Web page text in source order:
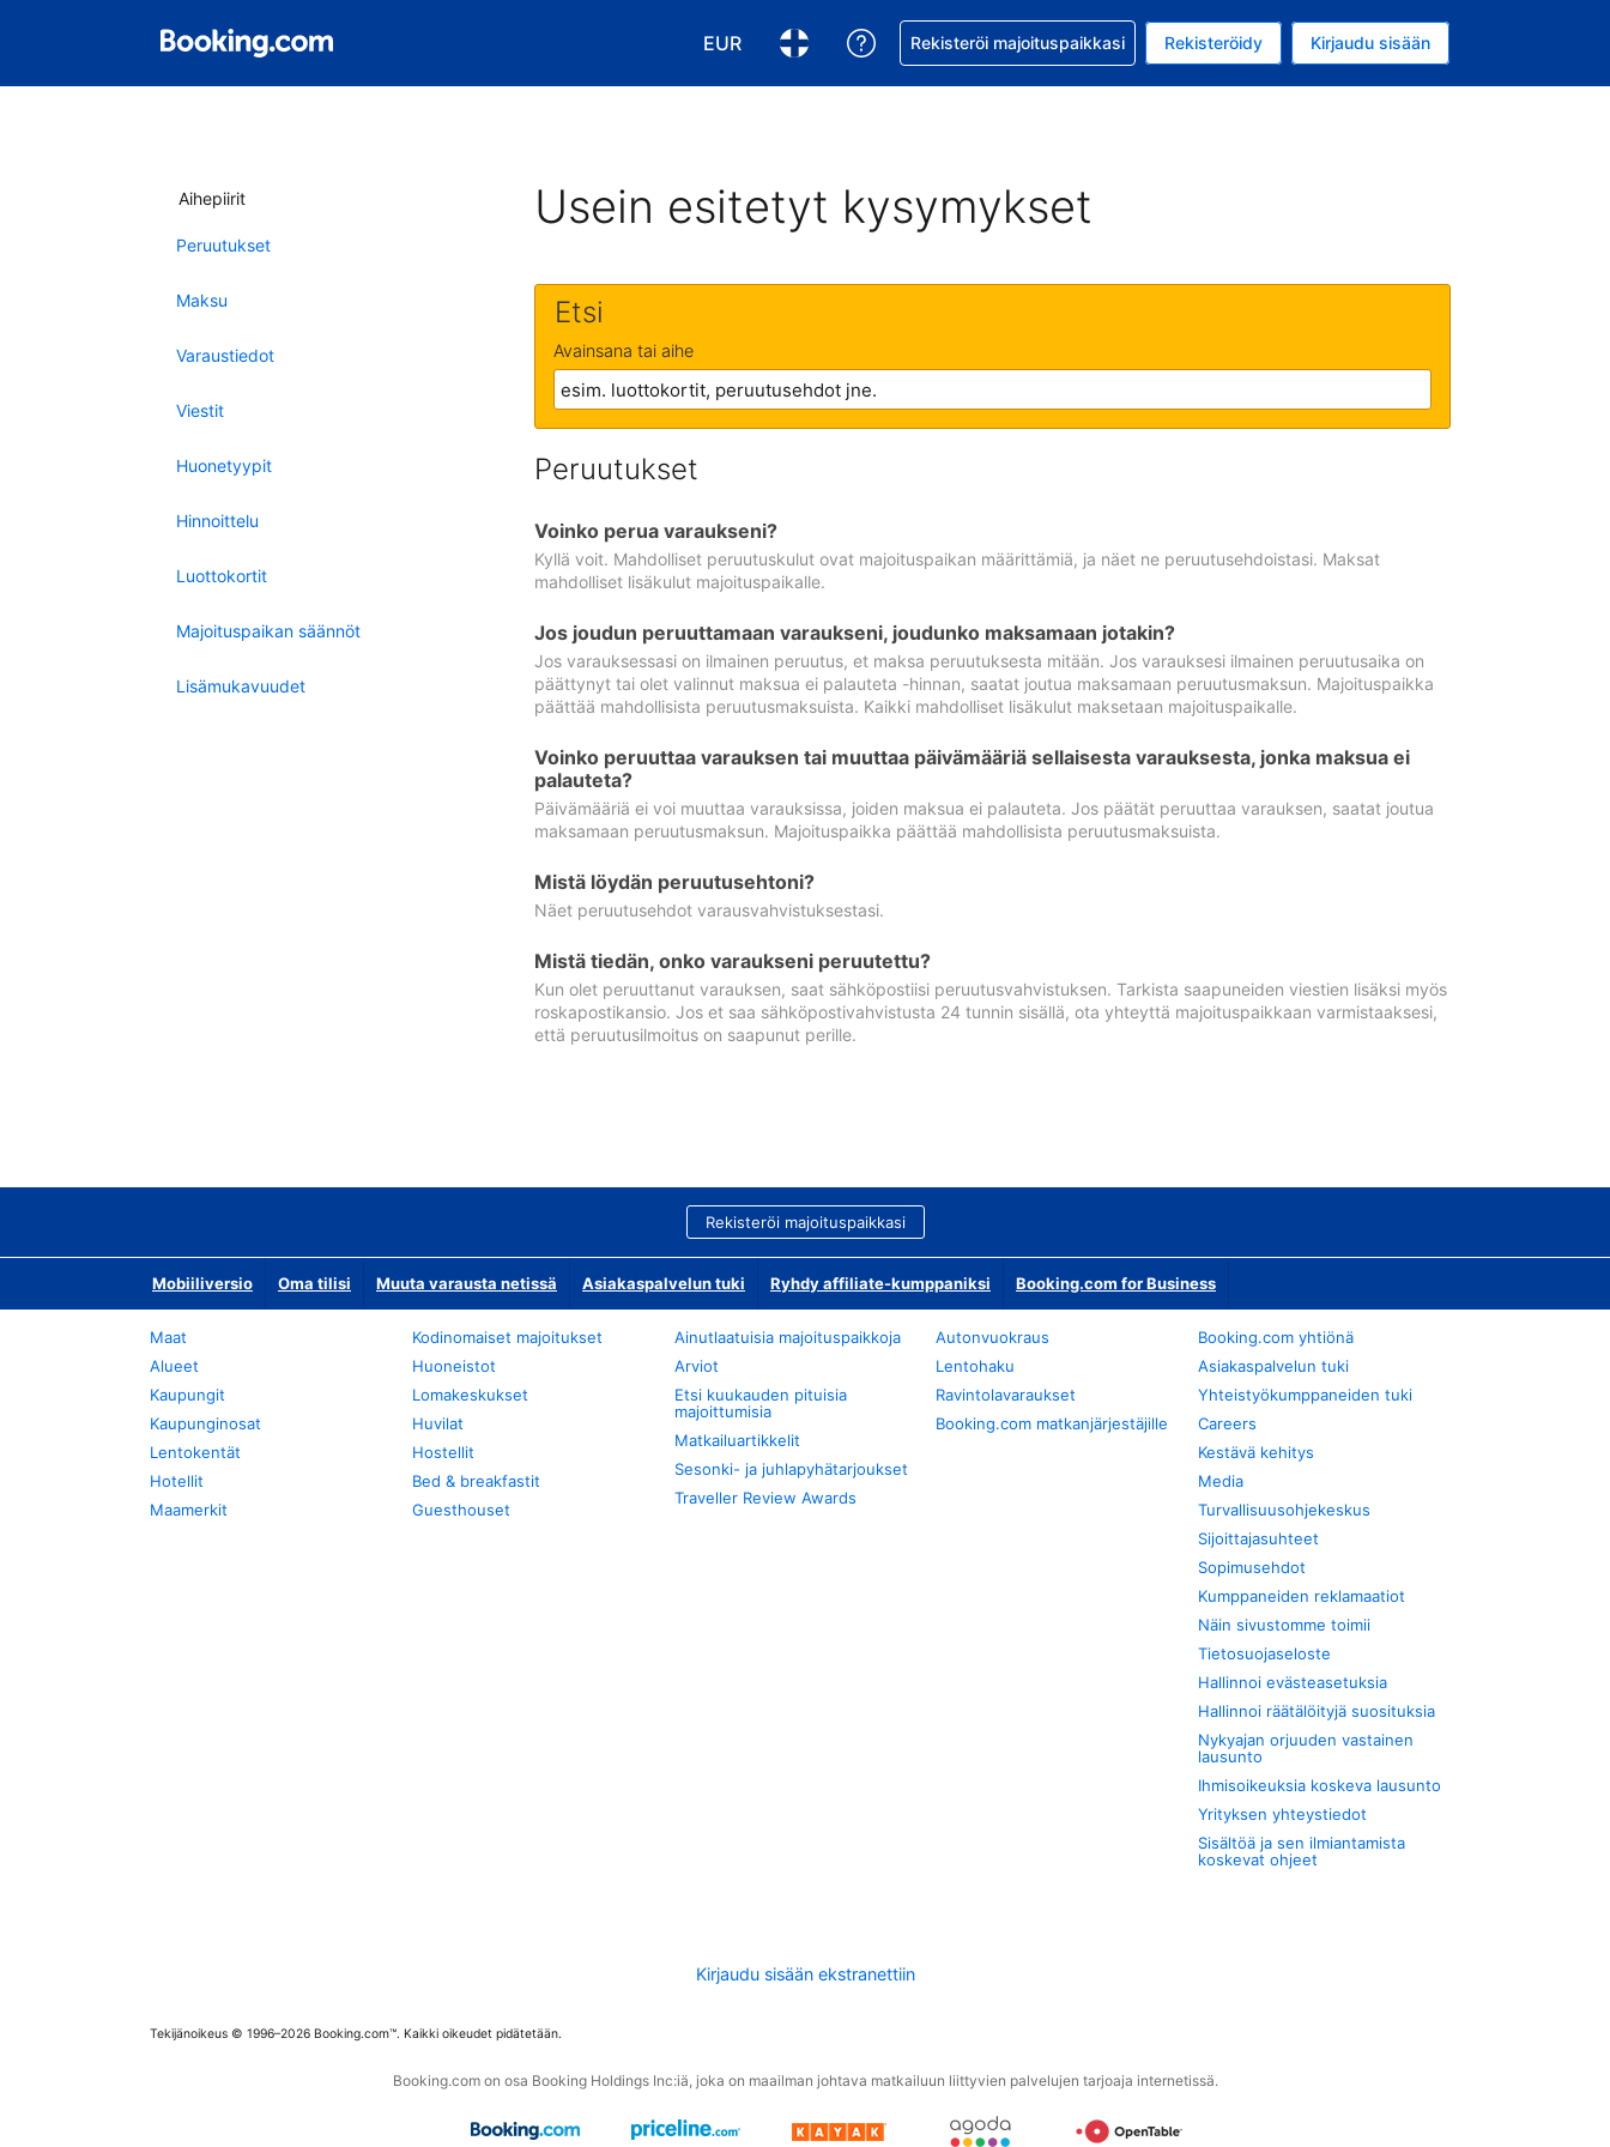
EUR
Valitse valuutta. Tämänhetkinen valuutta on EUR
Valitse kieli. Tämänhetkinen kieli on Suomi
Pyydä apua varauksesi kanssa
Rekisteröi majoituspaikkasi Rekisteröidy Kirjaudu sisään
Aihepiirit
Peruutukset
Maksu
Varaustiedot
Viestit
Huonetyypit
Hinnoittelu
Luottokortit
Majoituspaikan säännöt
Lisämukavuudet
Usein esitetyt kysymykset
Etsi
Avainsana tai aihe
Peruutukset
Voinko perua varaukseni?
Kyllä voit. Mahdolliset peruutuskulut ovat majoituspaikan määrittämiä, ja näet ne peruutusehdoistasi. Maksat
mahdolliset lisäkulut majoituspaikalle.
Jos joudun peruuttamaan varaukseni, joudunko maksamaan jotakin?
Jos varauksessasi on ilmainen peruutus, et maksa peruutuksesta mitään. Jos varauksesi ilmainen peruutusaika on
päättynyt tai olet valinnut maksua ei palauteta -hinnan, saatat joutua maksamaan peruutusmaksun. Majoituspaikka
päättää mahdollisista peruutusmaksuista. Kaikki mahdolliset lisäkulut maksetaan majoituspaikalle.
Voinko peruuttaa varauksen tai muuttaa päivämääriä sellaisesta varauksesta, jonka maksua ei
palauteta?
Päivämääriä ei voi muuttaa varauksissa, joiden maksua ei palauteta. Jos päätät peruuttaa varauksen, saatat joutua
maksamaan peruutusmaksun. Majoituspaikka päättää mahdollisista peruutusmaksuista.
Mistä löydän peruutusehtoni?
Näet peruutusehdot varausvahvistuksestasi.
Mistä tiedän, onko varaukseni peruutettu?
Kun olet peruuttanut varauksen, saat sähköpostiisi peruutusvahvistuksen. Tarkista saapuneiden viestien lisäksi myös
roskapostikansio. Jos et saa sähköpostivahvistusta 24 tunnin sisällä, ota yhteyttä majoituspaikkaan varmistaaksesi,
että peruutusilmoitus on saapunut perille.
Rekisteröi majoituspaikkasi
Mobiiliversio Oma tilisi Muuta varausta netissä Asiakaspalvelun tuki Ryhdy affiliate-kumppaniksi Booking.com for Business
Maat
Alueet
Kaupungit
Kaupunginosat
Lentokentät
Hotellit
Maamerkit
Kodinomaiset majoitukset
Huoneistot
Lomakeskukset
Huvilat
Hostellit
Bed & breakfastit
Guesthouset
Ainutlaatuisia majoituspaikkoja
Arviot
Etsi kuukauden pituisia
majoittumisia
Matkailuartikkelit
Sesonki- ja juhlapyhätarjoukset
Traveller Review Awards
Autonvuokraus
Lentohaku
Ravintolavaraukset
Booking.com matkanjärjestäjille
Booking.com yhtiönä
Asiakaspalvelun tuki
Yhteistyökumppaneiden tuki
Careers
Kestävä kehitys
Media
Turvallisuusohjekeskus
Sijoittajasuhteet
Sopimusehdot
Kumppaneiden reklamaatiot
Näin sivustomme toimii
Tietosuojaseloste
Hallinnoi evästeasetuksia
Hallinnoi räätälöityjä suosituksia
Nykyajan orjuuden vastainen
lausunto
Ihmisoikeuksia koskeva lausunto
Yrityksen yhteystiedot
Sisältöä ja sen ilmiantamista
koskevat ohjeet
Kirjaudu sisään ekstranettiin
Tekijänoikeus © 1996–2026 Booking.com™. Kaikki oikeudet pidätetään.
Booking.com on osa Booking Holdings Inc:iä, joka on maailman johtava matkailuun liittyvien palvelujen tarjoaja internetissä.